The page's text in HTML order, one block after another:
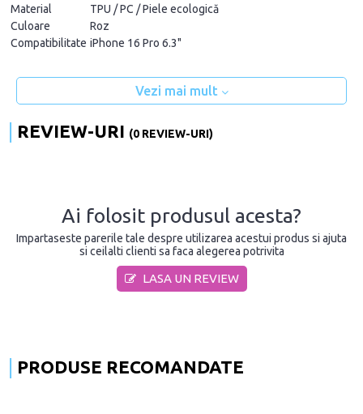
Material
TPU / PC / Piele ecologică
Culoare
Roz
Compatibilitate iPhone 16 Pro 6.3"
Vezi mai mult
REVIEW-URI (0 REVIEW-URI)
Ai folosit produsul acesta?
Impartaseste parerile tale despre utilizarea acestui produs si ajuta
si ceilalti clienti sa faca alegerea potrivita
LASA UN REVIEW
PRODUSE RECOMANDATE